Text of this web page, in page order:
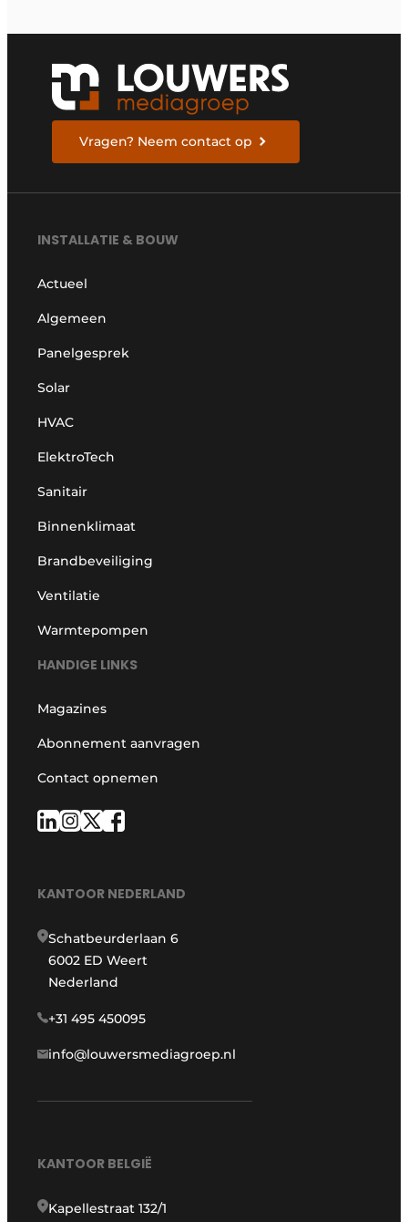
Vragen? Neem contact op
INSTALLATIE & BOUW
Actueel
Algemeen
Panelgesprek
Solar
HVAC
ElektroTech
Sanitair
Binnenklimaat
Brandbeveiliging
Ventilatie
Warmtepompen
HANDIGE LINKS
Magazines
Abonnement aanvragen
Contact opnemen
KANTOOR NEDERLAND
Schatbeurderlaan 6
6002 ED Weert
Nederland
+31 495 450095
info@louwersmediagroep.nl
KANTOOR BELGIË
Kapellestraat 132/1